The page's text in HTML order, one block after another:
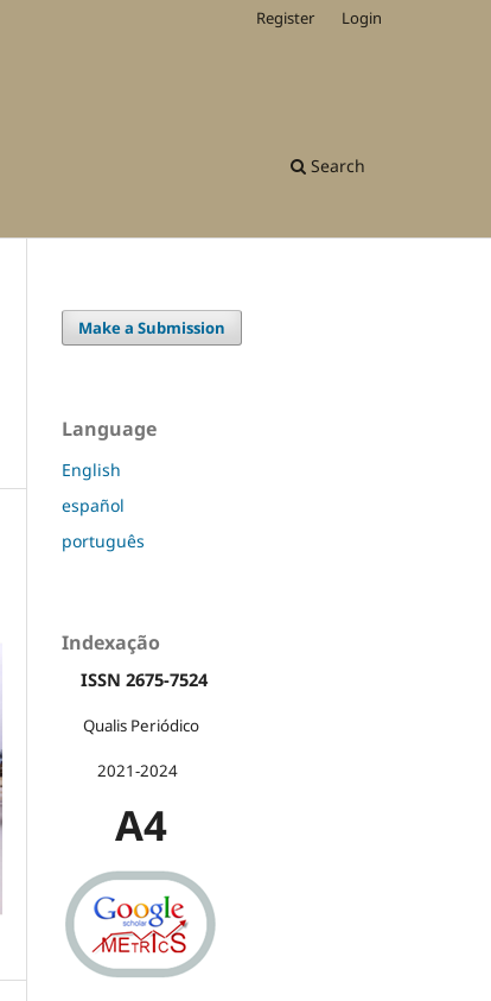
Search
Register Login
Make a Submission
Language
English
español
português
Indexação
ISSN 2675-7524
Qualis Periódico
2021-2024
A4